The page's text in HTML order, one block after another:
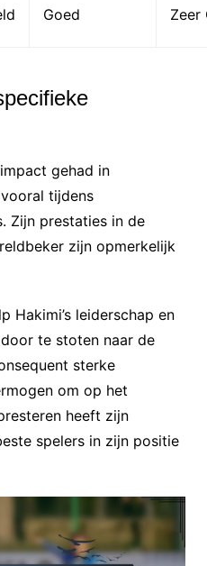
Goed Zeer
gehad in
tijdens
Zijn prestaties in de
zijn opmerkelijk
Hakimi’s leiderschap en
te stoten naar de
sterke
om op het
heeft zijn
spelers in zijn positie